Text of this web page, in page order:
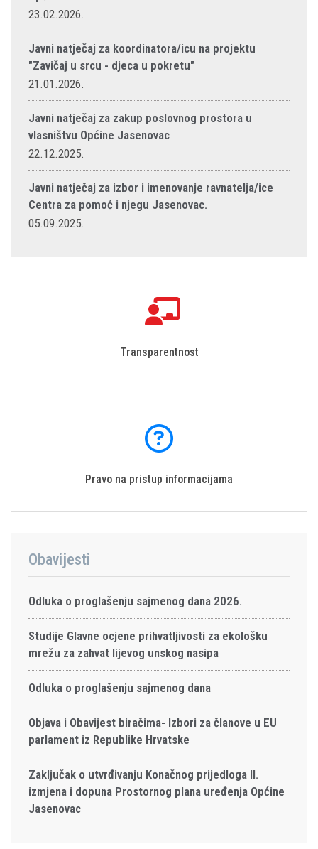
23.02.2026.
Javni natječaj za koordinatora/icu na projektu
"Zavičaj u srcu - djeca u pokretu"
21.01.2026.
Javni natječaj za zakup poslovnog prostora u
vlasništvu Općine Jasenovac
22.12.2025.
Javni natječaj za izbor i imenovanje ravnatelja/ice
Centra za pomoć i njegu Jasenovac.
05.09.2025.
Transparentnost
Pravo na pristup informacijama
Obavijesti
Odluka o proglašenju sajmenog dana 2026.
Studije Glavne ocjene prihvatljivosti za ekološku
mrežu za zahvat lijevog unskog nasipa
Odluka o proglašenju sajmenog dana
Objava i Obavijest biračima- Izbori za članove u EU
parlament iz Republike Hrvatske
Zaključak o utvrđivanju Konačnog prijedloga II.
izmjena i dopuna Prostornog plana uređenja Općine
Jasenovac